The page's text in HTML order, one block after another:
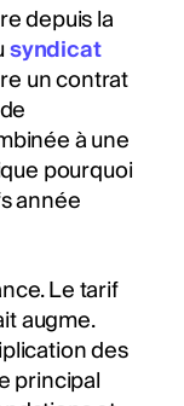
depuis la
syndicat
un contrat
à une
pourquoi
année
Le tarif
augme.
des
principal